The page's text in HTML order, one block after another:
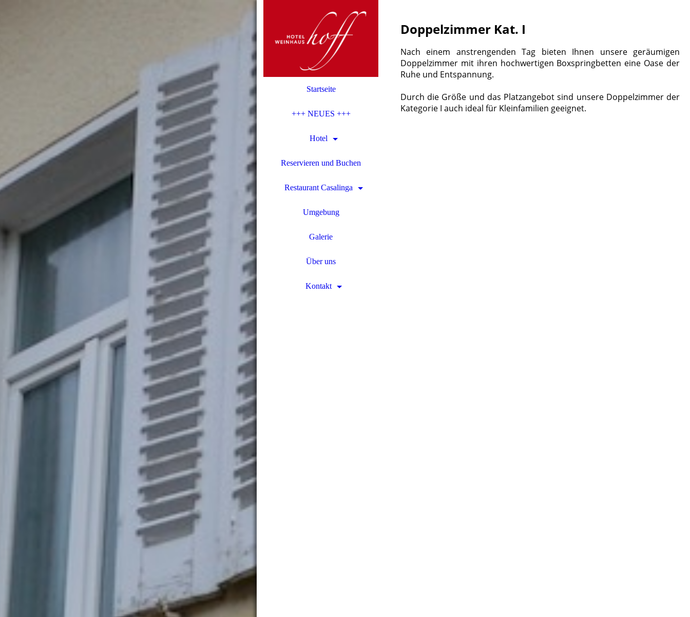
Startseite
+++ NEUES +++
Hotel
Reservieren und Buchen
Restaurant Casalinga
Umgebung
Galerie
Über uns
Kontakt
Doppelzimmer Kat. I
Nach einem anstrengenden Tag bieten Ihnen unsere geräumigen
Doppelzimmer mit ihren hochwertigen Boxspringbetten eine Oase der
Ruhe und Entspannung.
Durch die Größe und das Platzangebot sind unsere Doppelzimmer der
Kategorie I auch ideal für Kleinfamilien geeignet.